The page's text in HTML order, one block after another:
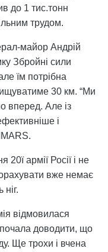
до 1 тис.тонн
трудом.
майор Андрій
Збройні сили
їм потрібна
30 км. “Ми
вперед. Але із
і
армії Росії і не
вже немає
відмовилася
доводити, що
Ще трохи і вчена